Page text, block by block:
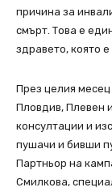
причина за
смърт. Това е
здравето, която
През целия месец
Пловдив, Плевен
консултации и
пушачи и бивши
Партньор на
Смилкова,